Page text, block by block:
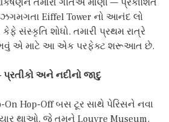
તમારા ગતિએ માણો — પ્રકાશિત
ઝગમગતા Eiffel Tower નો આનંદ લો
સંસ્કૃતિ શોધો. તમારી પ્રથમ રાત્રે
એ માટે આ એક પરફેક્ટ શરૂઆત છે.
પ્રતીકો અને નદીનો જાદુ
Hop-Off બસ ટૂર સાથે પેરિસને નવા
થાઓ, જે તમને Louvre Museum,